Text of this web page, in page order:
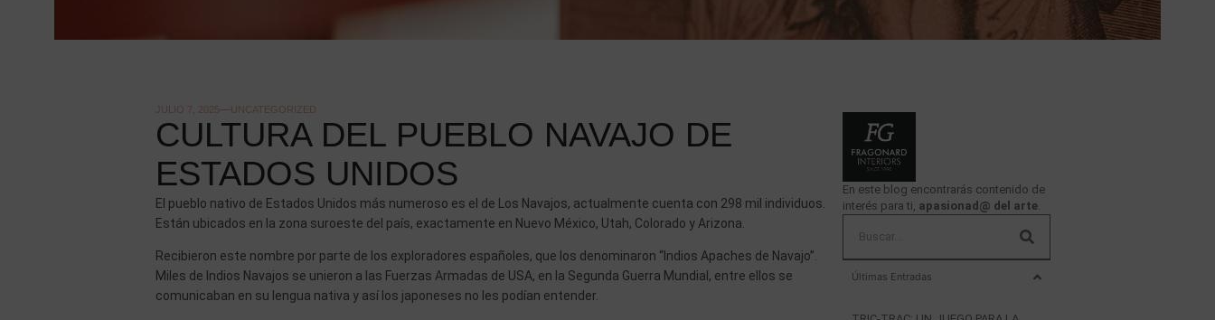
JULIO 7, 2025 UNCATEGORIZED
CULTURA DEL PUEBLO NAVAJO DE
ESTADOS UNIDOS
El pueblo nativo de Estados Unidos más numeroso es el de Los Navajos, actualmente cuenta con 298 mil individuos.
Están ubicados en la zona suroeste del país, exactamente en Nuevo México, Utah, Colorado y Arizona.
Recibieron este nombre por parte de los exploradores españoles, que los denominaron “Indios Apaches de Navajo”.
Miles de Indios Navajos se unieron a las Fuerzas Armadas de USA, en la Segunda Guerra Mundial, entre ellos se
comunicaban en su lengua nativa y así los japoneses no les podían entender.
En este blog encontrarás contenido de
interés para ti, apasionad@ del arte.
Últimas Entradas